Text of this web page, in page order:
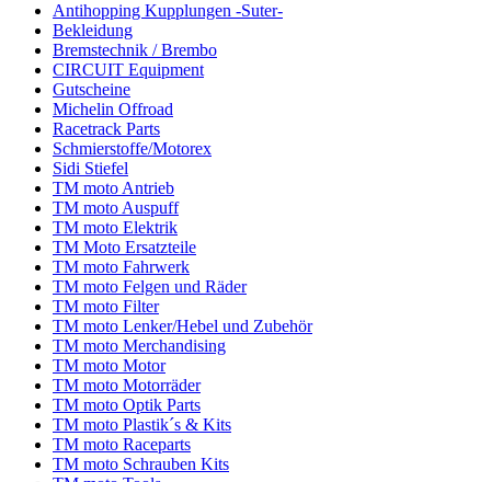
Antihopping Kupplungen -Suter-
Bekleidung
Bremstechnik / Brembo
CIRCUIT Equipment
Gutscheine
Michelin Offroad
Racetrack Parts
Schmierstoffe/Motorex
Sidi Stiefel
TM moto Antrieb
TM moto Auspuff
TM moto Elektrik
TM Moto Ersatzteile
TM moto Fahrwerk
TM moto Felgen und Räder
TM moto Filter
TM moto Lenker/Hebel und Zubehör
TM moto Merchandising
TM moto Motor
TM moto Motorräder
TM moto Optik Parts
TM moto Plastik´s & Kits
TM moto Raceparts
TM moto Schrauben Kits